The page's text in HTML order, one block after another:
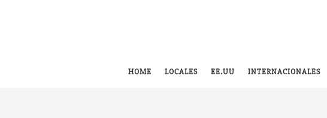
HOME LOCALES EE.UU INTERNACIONALES